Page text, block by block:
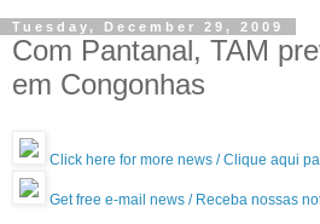
Tuesday, December 29, 2009
Com Pantanal, TAM
em Congonhas
Click here for more news / Clique aqui
Get free e-mail news / Receba nossas